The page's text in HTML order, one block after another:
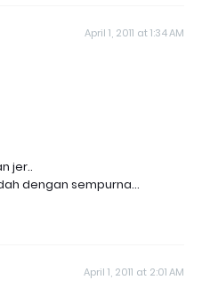
April 1, 2011 at 1:34 AM
jer..
dengan sempurna...
April 1, 2011 at 2:01 AM